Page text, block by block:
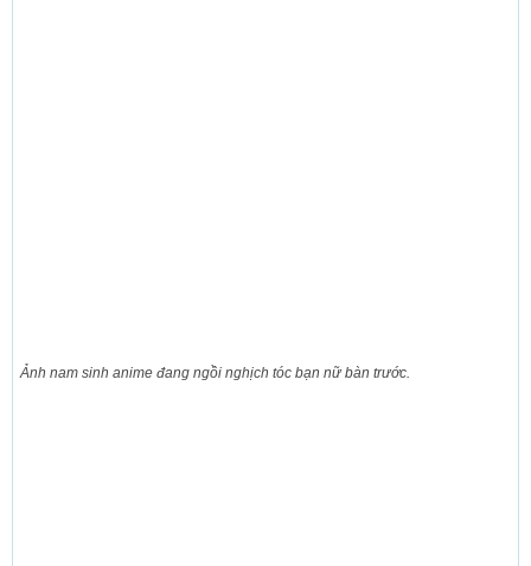
Ảnh nam sinh anime đang ngồi nghịch tóc bạn nữ bàn trước.